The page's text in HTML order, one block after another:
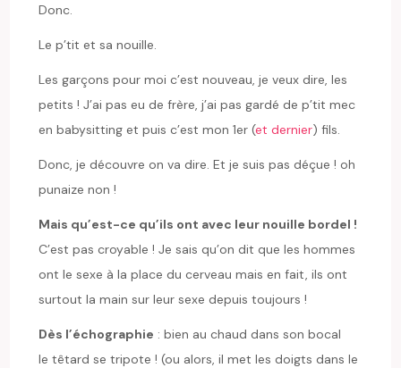
Donc.
Le p’tit et sa nouille.
Les garçons pour moi c’est nouveau, je veux dire, les
petits ! J’ai pas eu de frère, j’ai pas gardé de p’tit mec
en babysitting et puis c’est mon 1er (et dernier) fils.
Donc, je découvre on va dire. Et je suis pas déçue ! oh
punaize non !
Mais qu’est-ce qu’ils ont avec leur nouille bordel !
C’est pas croyable ! Je sais qu’on dit que les hommes
ont le sexe à la place du cerveau mais en fait, ils ont
surtout la main sur leur sexe depuis toujours !
Dès l’échographie : bien au chaud dans son bocal
le têtard se tripote ! (ou alors, il met les doigts dans le